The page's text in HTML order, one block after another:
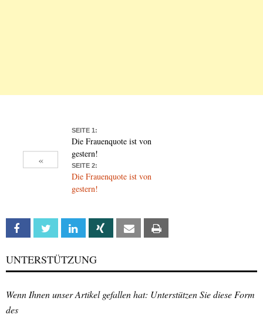
«
SEITE 1:
Die Frauenquote ist von
gestern!
SEITE 2:
Die Frauenquote ist von
gestern!
Facebook Twitter Linkedin Xing Email
UNTERSTÜTZUNG
Wenn Ihnen unser Artikel gefallen hat: Unterstützen Sie diese Form
des